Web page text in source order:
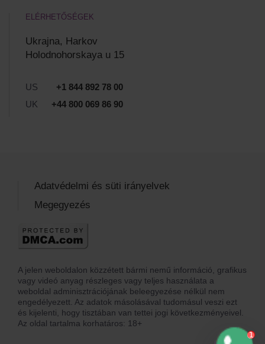
ELÉRHETŐSÉGEK
Ukrajna, Harkov
Holodnohorskaya u 15
US
+1 844 892 78 00
UK
+44 800 069 86 90
A jelen weboldalon közzétett bármi nemű információ, grafikus
vagy videó anyag részleges vagy teljes használata a
weboldal adminisztrációjának beleegyezése nélkül nem
engedélyezett. Az adatok másolásával tudomásul veszi ezt
és kijelenti, hogy tisztában van tettei jogi következményeivel.
Az oldal tartalma korhatáros: 18+
Adatvédelmi és süti irányelvek
Megegyezés